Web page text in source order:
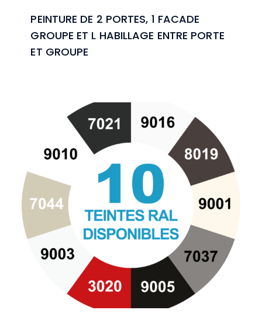
PEINTURE DE 2 PORTES, 1 FACADE
GROUPE ET L HABILLAGE ENTRE PORTE
ET GROUPE